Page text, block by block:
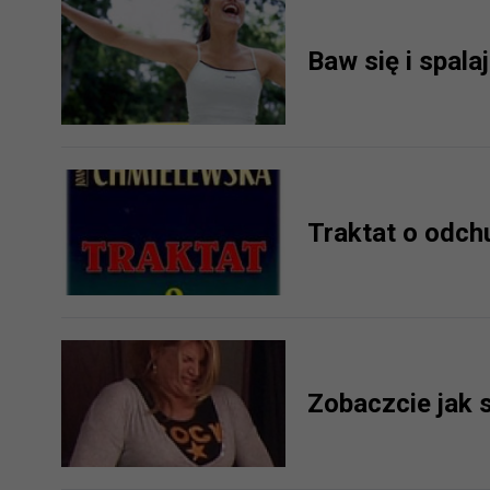
Baw się i
Traktat o
Zobaczcie jak
prawną. Pragniemy też
Zaufanych parterów.
Jakie masz prawa w stosunku
Masz między innymi prawo do
Każde przetwarzanie Twoich
Podstawą prawną przetwarzania
analizowania ich i
zgody.